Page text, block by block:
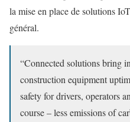
la mise en place de solutions
général.
“Connected solutions bring
construction equipment
safety for drivers, operators
course – less emissions of